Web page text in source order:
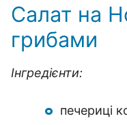
Салат на
грибами
Інгредієнти:
печериці